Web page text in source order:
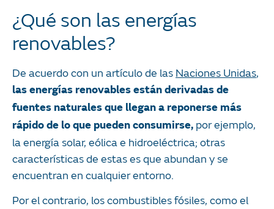
¿Qué son las energías
renovables?
De acuerdo con un artículo de las Naciones Unidas,
las energías renovables están derivadas de
fuentes naturales que llegan a reponerse más
rápido de lo que pueden consumirse, por ejemplo,
la energía solar, eólica e hidroeléctrica; otras
características de estas es que abundan y se
encuentran en cualquier entorno.
Por el contrario, los combustibles fósiles, como el